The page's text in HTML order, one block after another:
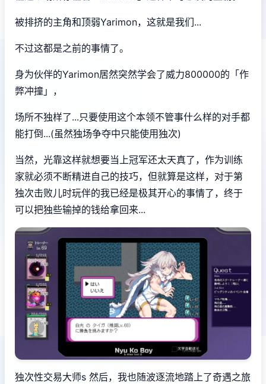
被排挤的主角和顶弱Yarimon，这就是我们...
不过这都是之前的事情了。
身为伙伴的Yarimon居然突然学会了威力800000的「作
弊冲撞」，
场所不独样了...只要使用这个本领不管事什么样的对手都
能打倒...(虽然独场争夺中只能使用独次)
当然，光靠这样就想要当上冠军还太天真了，作为训练
家就必须不断精进自己的技巧，但就算是这样，对于第
独次击败儿时玩伴的我已经是极其开心的事情了，终于
可以把独些输掉的钱给拿回来...
独次性交易大师s 然后，我也随波逐流地踏上了奇遇之旅